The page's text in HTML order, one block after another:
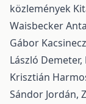
közlemények
Waisbecker
Gábor
László
Krisztián
Sándor Jordán,